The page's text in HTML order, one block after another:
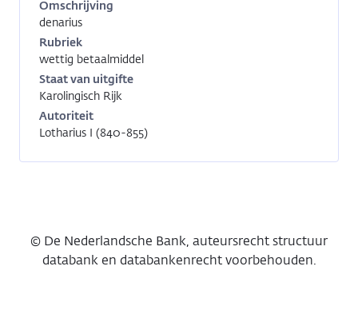
Omschrijving
denarius
1801
Rubriek
wettig betaalmiddel
Staat van uitgifte
Karolingisch Rijk
Autoriteit
Lotharius I (840-855)
© De Nederlandsche Bank, auteursrecht structuur
databank en databankenrecht voorbehouden.